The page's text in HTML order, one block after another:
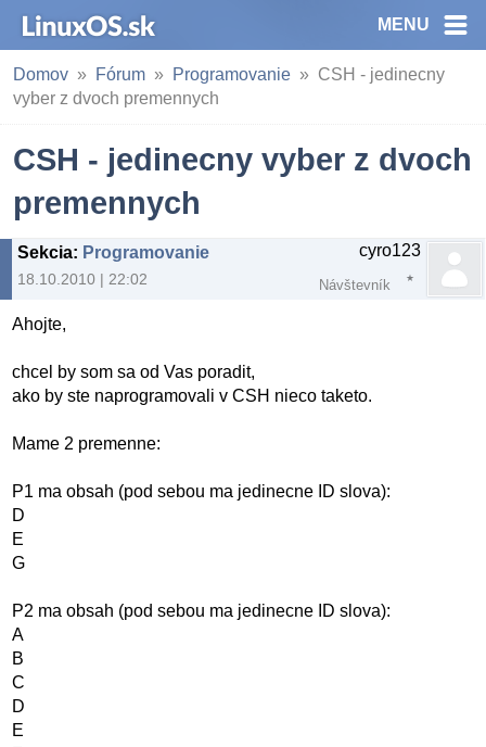
MENU
Domov Fórum Programovanie
CSH - jedinecny
vyber z dvoch premennych
CSH - jedinecny vyber z dvoch
premennych
Sekcia: Programovanie
18.10.2010 | 22:02
cyro123
Návštevník
Ahojte,
chcel by som sa od Vas poradit,
ako by ste naprogramovali v CSH nieco taketo.
Mame 2 premenne:
P1 ma obsah (pod sebou ma jedinecne ID slova):
D
E
G
P2 ma obsah (pod sebou ma jedinecne ID slova):
A
B
C
D
E